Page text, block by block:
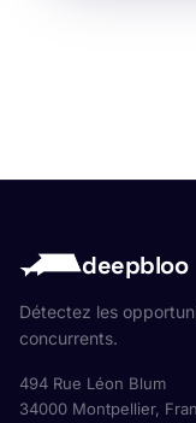
deepbloo
Détectez les
concurrents.
494 Rue Léon Blum
34000 Montpellier,